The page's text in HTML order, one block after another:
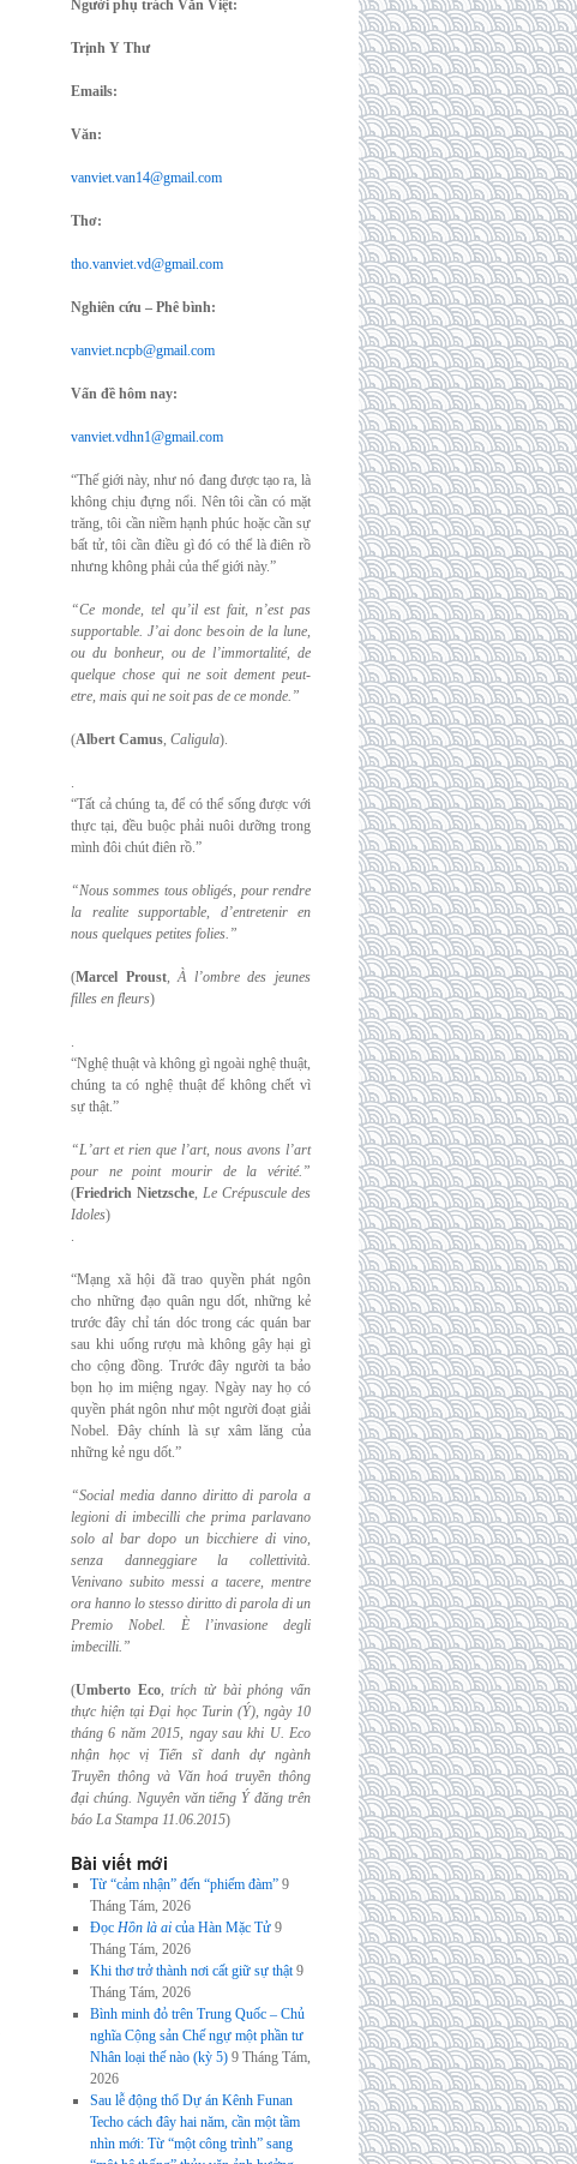
Người phụ trách Văn Việt:
Trịnh Y Thư
Emails:
Văn:
vanviet.van14@gmail.com
Thơ:
tho.vanviet.vd@gmail.com
Nghiên cứu – Phê bình:
vanviet.ncpb@gmail.com
Vấn đề hôm nay:
vanviet.vdhn1@gmail.com
“Thế giới này, như nó đang được tạo ra, là
không chịu đựng nổi. Nên tôi cần có mặt
trăng, tôi cần niềm hạnh phúc hoặc cần sự
bất tử, tôi cần điều gì đó có thể là điên rồ
nhưng không phải của thế giới này.”
“Ce monde, tel qu’il est fait, n’est pas
supportable. J’ai donc besoin de la lune,
ou du bonheur, ou de l’immortalité, de
quelque chose qui ne soit dement peut-
etre, mais qui ne soit pas de ce monde.”
(Albert Camus, Caligula).
.
“Tất cả chúng ta, để có thể sống được với
thực tại, đều buộc phải nuôi dưỡng trong
mình đôi chút điên rồ.”
“Nous sommes tous obligés, pour rendre
la realite supportable, d’entretenir en
nous quelques petites folies.”
(Marcel Proust,À l’ombre des jeunes
filles en fleurs)
.
“Nghệ thuật và không gì ngoài nghệ thuật,
chúng ta có nghệ thuật để không chết vì
sự thật.”
“L’art et rien que l’art, nous avons l’art
pour ne point mourir de la vérité.”
(Friedrich Nietzsche, Le Crépuscule des
Idoles)
.
“Mạng xã hội đã trao quyền phát ngôn
cho những đạo quân ngu dốt, những kẻ
trước đây chỉ tán dóc trong các quán bar
sau khi uống rượu mà không gây hại gì
cho cộng đồng. Trước đây người ta bảo
bọn họ im miệng ngay. Ngày nay họ có
quyền phát ngôn như một người đoạt giải
Nobel. Đây chính là sự xâm lăng của
những kẻ ngu dốt.”
“Social media danno diritto di parola a
legioni di imbecilli che prima parlavano
solo albar dopo un bicchiere di vino,
senza danneggiare la collettività.
Venivano subito messi a tacere, mentre
ora hanno lo stesso diritto di parola di un
Premio Nobel. È l’invasione degli
imbecilli.”
(Umberto Eco,trích từ bài phỏng vấn
thực hiện tại Đại học Turin (Ý), ngày 10
tháng 6 năm 2015, ngay sau khi U. Eco
nhận học vị Tiến sĩ danh dự ngành
Truyền thông và Văn hoá truyền thông
đại chúng. Nguyên văn tiếng Ý đăng trên
báo La Stampa 11.06.2015)
Bài viết mới
Từ “cảm nhận” đến “phiếm đàm” 9
Tháng Tám, 2026
Đọc Hồn là aicủa Hàn Mặc Tử 9
Tháng Tám, 2026
Khi thơ trở thành nơi cất giữ sự thật 9
Tháng Tám, 2026
Bình minh đỏ trên Trung Quốc – Chủ
nghĩa Cộng sản Chế ngự một phần tư
Nhân loại thế nào (kỳ 5) 9 Tháng Tám,
2026
Sau lễ động thổ Dự án Kênh Funan
Techo cách đây hai năm, cần một tầm
nhìn mới: Từ “một công trình” sang